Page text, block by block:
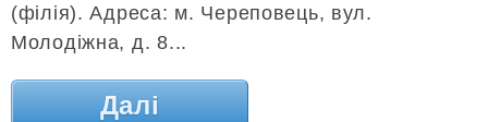
(філія). Адреса: м. Череповець, вул.
Молодіжна, д. 8...
Далі